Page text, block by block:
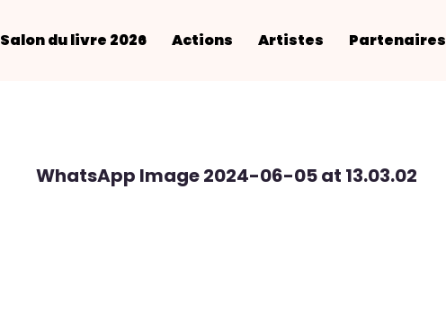
Salon du livre 2026 Actions Artistes Partenaires
WhatsApp Image 2024-06-05 at 13.03.02